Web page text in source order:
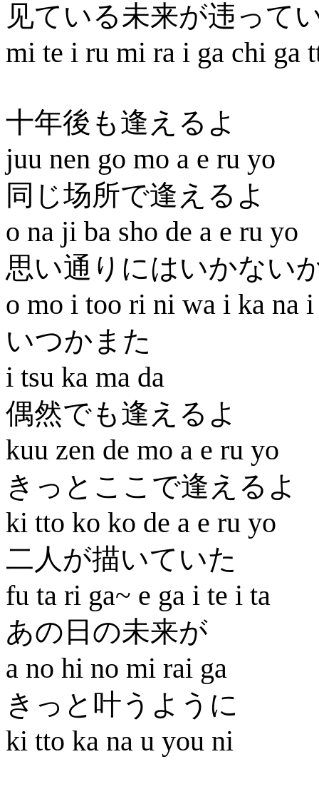
见ている未来が违って
mi te i ru mi ra i ga chi ga
十年後も逢えるよ
juu nen go mo a e ru yo
同じ场所で逢えるよ
o na ji ba sho de a e ru yo
思い通りにはいかない
o mo i too ri ni wa i ka na
いつかまた
i tsu ka ma da
偶然でも逢えるよ
kuu zen de mo a e ru yo
きっとここで逢えるよ
ki tto ko ko de a e ru yo
二人が描いていた
fu ta ri ga~ e ga i te i ta
あの日の未来が
a no hi no mi rai ga
きっと叶うように
ki tto ka na u you ni